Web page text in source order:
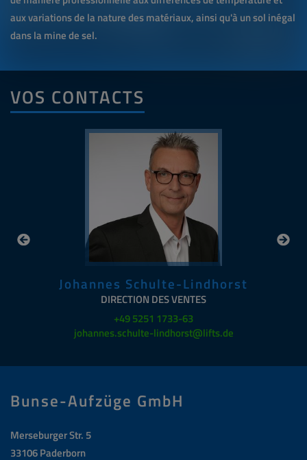
aux variations de la nature des matériaux, ainsi qu'à un sol inégal
dans la mine de sel.
VOS CONTACTS
Johannes Schulte-Lindhorst
DIRECTION DES VENTES
+49 5251 1733-63
johannes.schulte-lindhorst@lifts.de
Bunse-Aufzüge GmbH
Merseburger Str. 5
33106 Paderborn